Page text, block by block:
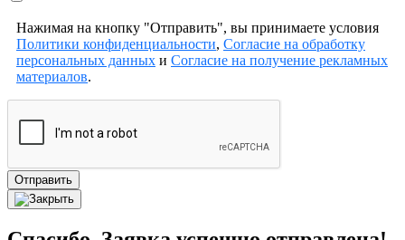
Нажимая на кнопку "Отправить", вы принимаете условия
Политики конфиденциальности, Согласие на обработку
персональных данных и Согласие на получение рекламных
материалов.
Отправить